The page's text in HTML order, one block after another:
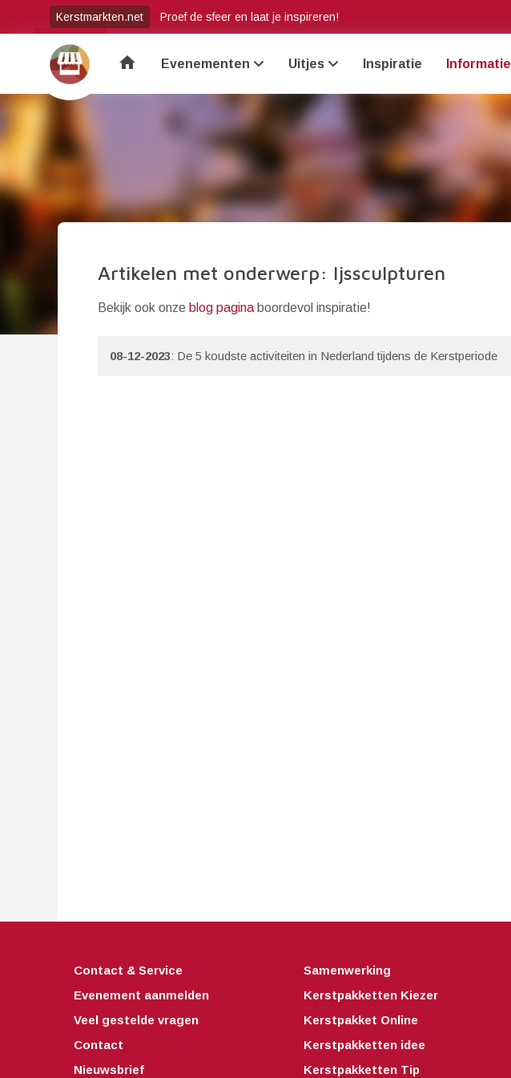
Kerstmarkten.net Proef de sfeer en laat je inspireren!
home Evenementen Uitjes Inspiratie Informatie
Artikelen met onderwerp: Ijssculpturen
Bekijk ook onze blog pagina boordevol inspiratie!
08-12-2023: De 5 koudste activiteiten in Nederland tijdens de Kerstperiode
Contact & Service
Evenement aanmelden
Veel gestelde vragen
Contact
Nieuwsbrief
Samenwerking
Kerstpakketten Kiezer
Kerstpakket Online
Kerstpakketten idee
Kerstpakketten Tip